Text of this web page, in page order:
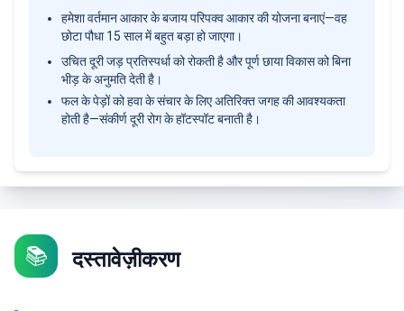
हमेशा वर्तमान आकार के बजाय परिपक्व आकार की योजना बनाएं—वह
छोटा पौधा 15 साल में बहुत बड़ा हो जाएगा।
उचित दूरी जड़ प्रतिस्पर्धा को रोकती है और पूर्ण छाया विकास को बिना
भीड़ के अनुमति देती है।
फल के पेड़ों को हवा के संचार के लिए अतिरिक्त जगह की आवश्यकता
होती है—संकीर्ण दूरी रोग के हॉटस्पॉट बनाती है।
📚 दस्तावेज़ीकरण